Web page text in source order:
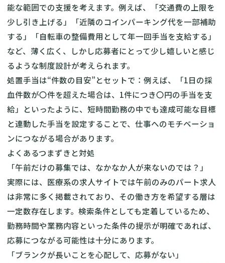
能な範囲での支援を考えます。例えば、「交通費の上限を
少し引き上げる」「近隣のコインパーキング代を一部補助
する」「自転車の整備費用として年一回手当を支給する」
など、薄く広く、しかし応募者にとって少し嬉しいと感じ
るような制度設計が考えられます。
処置手当は“件数の目安”とセットで：例えば、「1日の採
血件数が〇件を超えた場合は、1件につき〇円の手当を支
給」といったように、短時間勤務の中でも達成可能な目標
と連動した手当を設定することで、仕事へのモチベーショ
ンにつながる場合があります。
よくあるつまずきと対処
「午前だけの募集では、なかなか人が来ないのでは？」
実際には、医療系の求人サイトでは午前のみのパート求人
は非常に多く掲載されており、その働き方を希望する層は
一定数存在します。検索条件としても定着しているため、
勤務時間や業務内容といった条件の提示が明確であれば、
応募につながる可能性は十分にあります。
「ブランクが長いことを心配して、応募がない」